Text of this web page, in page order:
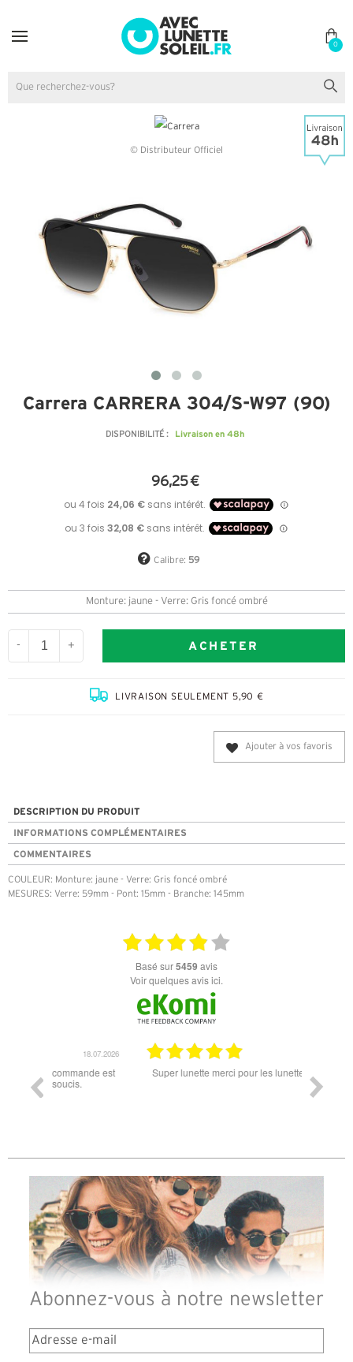
0
© Distributeur Officiel
Carrera CARRERA 304/S-W97 (9O)
DISPONIBILITÉ : Livraison en 48h
96,25 €
Calibre: 59
Monture: jaune - Verre: Gris foncé ombré
- + ACHETER
LIVRAISON SEULEMENT 5,90 €
Ajouter à vos favoris
DESCRIPTION DU PRODUIT
INFORMATIONS COMPLÉMENTAIRES
COMMENTAIRES
COULEUR: Monture: jaune - Verre: Gris foncé ombré
MESURES: Verre: 59mm - Pont: 15mm - Branche: 145mm
basé sur5459 avis
Voir quelques avis ici.
Super lunette merci pour les lunettes pour l'éclipse
Abonnez-vous à notre newsletter